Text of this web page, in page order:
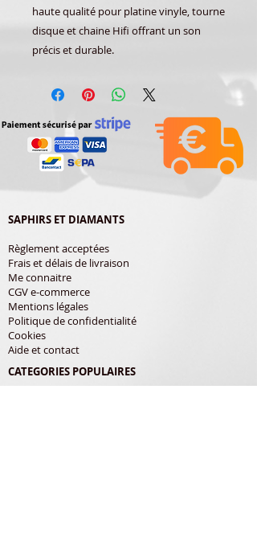
haute qualité pour platine vinyle, tourne
disque et chaine Hifi offrant un son
précis et durable.
SAPHIRS ET DIAMANTS
Règlement acceptées
Frais et délais de livraison
Me connaitre
CGV e-commerce
Mentions légales
Politique de confidentialité
Cookies
Aide et contact
CATEGORIES POPULAIRES